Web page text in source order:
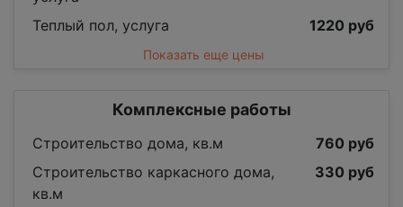
Теплый пол, услуга 1220 руб
Показать еще цены
Комплексные работы
Строительство дома, кв.м
760 руб
Строительство каркасного дома,
кв.м
330 руб